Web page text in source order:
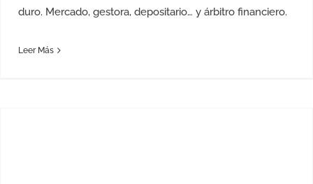
duro. Mercado, gestora, depositario… y árbitro financiero.
Leer Más